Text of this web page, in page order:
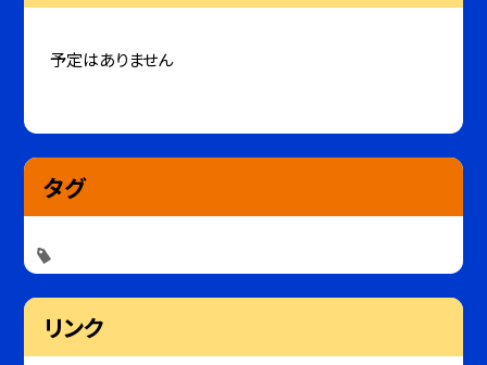
予定はありません
タグ
リンク